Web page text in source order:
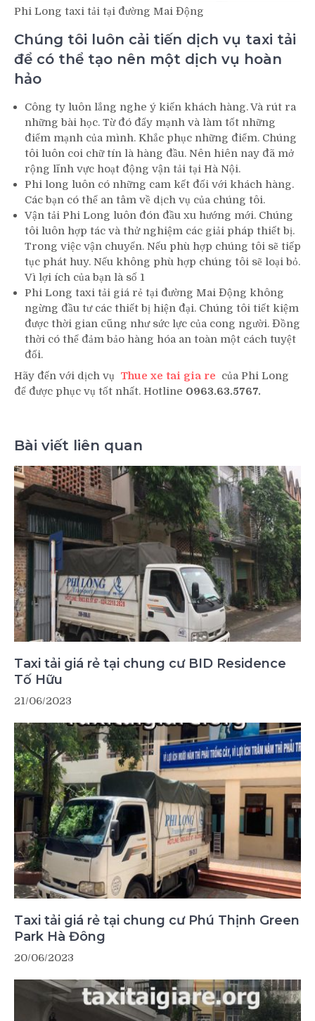
Phi Long taxi tải tại đường Mai Động
Chúng tôi luôn cải tiến dịch vụ taxi tải
để có thể tạo nên một dịch vụ hoàn
hảo
Công ty luôn lắng nghe ý kiến khách hàng. Và rút ra
những bài học. Từ đó đẩy mạnh và làm tốt những
điểm mạnh của mình. Khắc phục những điểm. Chúng
tôi luôn coi chữ tín là hàng đầu. Nên hiên nay đã mở
rộng lĩnh vực hoạt động vận tải tại Hà Nội.
Phi long luôn có những cam kết đối với khách hàng.
Các bạn có thể an tâm về dịch vụ của chúng tôi.
Vận tải Phi Long luôn đón đầu xu hướng mới. Chúng
tôi luôn hợp tác và thử nghiệm các giải pháp thiết bị.
Trong việc vận chuyển. Nếu phù hợp chúng tôi sẽ tiếp
tục phát huy. Nếu không phù hợp chúng tôi sẽ loại bỏ.
Vì lợi ích của bạn là số 1
Phi Long taxi tải giá rẻ tại đường Mai Động không
ngừng đầu tư các thiết bị hiện đại. Chúng tôi tiết kiệm
được thời gian cũng như sức lực của cong người. Đồng
thời có thể đảm bảo hàng hóa an toàn một cách tuyệt
đối.
Hãy đến với dịch vụ Thue xe tai gia re của Phi Long
để được phục vụ tốt nhất. Hotline 0963.63.5767.
Bài viết liên quan
Taxi tải giá rẻ tại chung cư BID Residence
Tố Hữu
21/06/2023
Taxi tải giá rẻ tại chung cư Phú Thịnh Green
Park Hà Đông
20/06/2023